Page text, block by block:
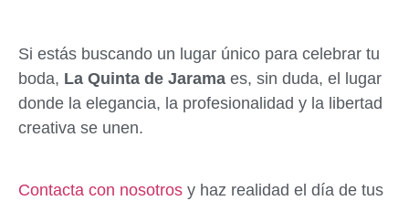
Si estás buscando un lugar único para celebrar tu
boda, La Quinta de Jarama es, sin duda, el lugar
donde la elegancia, la profesionalidad y la libertad
creativa se unen.
Contacta con nosotros y haz realidad el día de tus